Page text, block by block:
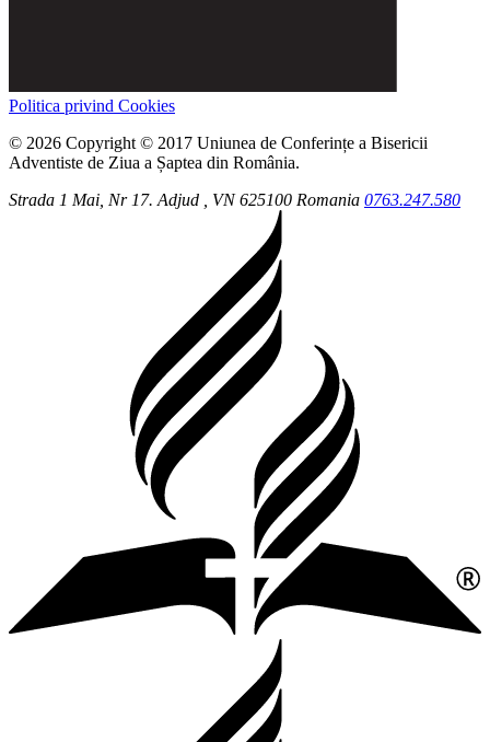
Politica privind Cookies
© 2026 Copyright © 2017 Uniunea de Conferințe a Bisericii
Adventiste de Ziua a Șaptea din România.
Strada 1 Mai, Nr 17.Adjud , VN 625100 Romania 0763.247.580